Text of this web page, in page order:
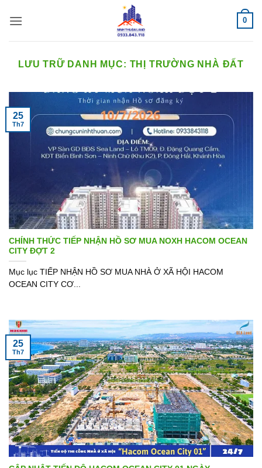
qua
0
LƯU TRỮ DANH MỤC: THỊ TRƯỜNG NHÀ ĐẤT
CHÍNH THỨC TIẾP NHẬN HỒ SƠ MUA NOXH HACOM OCEAN
CITY ĐỢT 2
Mục lục TIẾP NHẬN HỒ SƠ MUA NHÀ Ở XÃ HỘI HACOM
OCEAN CITY CƠ...
25
Th7
25
Th7